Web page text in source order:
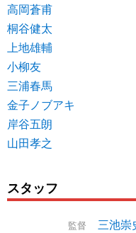
高岡蒼甫
桐谷健太
上地雄輔
小柳友
三浦春馬
金子ノブアキ
岸谷五朗
山田孝之
スタッフ
監督 三池崇